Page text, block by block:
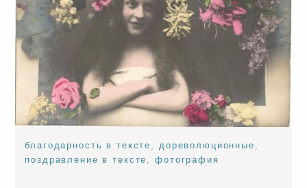
благодарность в тексте , дореволюционные ,
поздравление в тексте ,фотография